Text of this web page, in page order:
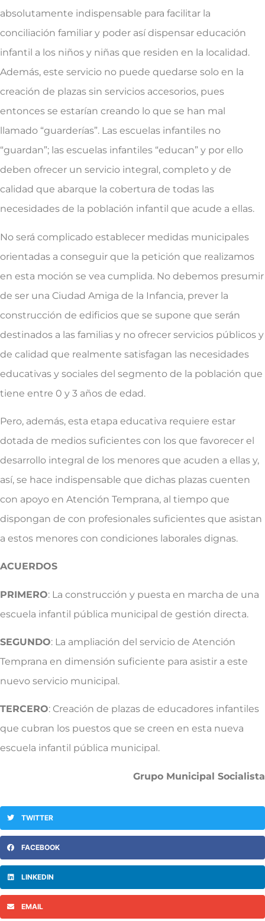
absolutamente indispensable para facilitar la
conciliación familiar y poder así dispensar educación
infantil a los niños y niñas que residen en la localidad.
Además, este servicio no puede quedarse solo en la
creación de plazas sin servicios accesorios, pues
entonces se estarían creando lo que se han mal
llamado “guarderías”. Las escuelas infantiles no
“guardan”; las escuelas infantiles “educan” y por ello
deben ofrecer un servicio integral, completo y de
calidad que abarque la cobertura de todas las
necesidades de la población infantil que acude a ellas.
No será complicado establecer medidas municipales
orientadas a conseguir que la petición que realizamos
en esta moción se vea cumplida. No debemos presumir
de ser una Ciudad Amiga de la Infancia, prever la
construcción de edificios que se supone que serán
destinados a las familias y no ofrecer servicios públicos y
de calidad que realmente satisfagan las necesidades
educativas y sociales del segmento de la población que
tiene entre 0 y 3 años de edad.
Pero, además, esta etapa educativa requiere estar
dotada de medios suficientes con los que favorecer el
desarrollo integral de los menores que acuden a ellas y,
así, se hace indispensable que dichas plazas cuenten
con apoyo en Atención Temprana, al tiempo que
dispongan de con profesionales suficientes que asistan
a estos menores con condiciones laborales dignas.
ACUERDOS
PRIMERO: La construcción y puesta en marcha de una
escuela infantil pública municipal de gestión directa.
SEGUNDO: La ampliación del servicio de Atención
Temprana en dimensión suficiente para asistir a este
nuevo servicio municipal.
TERCERO: Creación de plazas de educadores infantiles
que cubran los puestos que se creen en esta nueva
escuela infantil pública municipal.
Grupo Municipal Socialista
TWITTER
FACEBOOK
LINKEDIN
EMAIL